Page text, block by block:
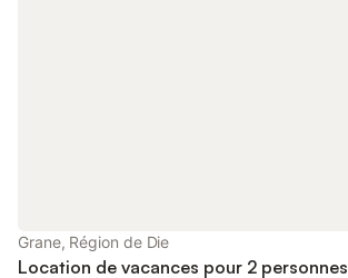
Grane, Région de Die
Location de vacances pour 2 personnes